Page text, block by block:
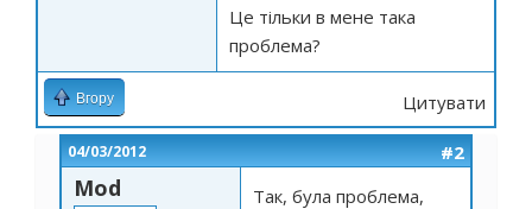
Це тільки в мене така
проблема?
Вгору Цитувати
04/03/2012 #2
Mod
Так, була проблема,